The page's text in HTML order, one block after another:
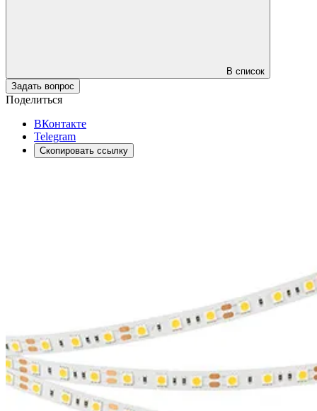
В список
Задать вопрос
Поделиться
ВКонтакте
Telegram
Скопировать ссылку